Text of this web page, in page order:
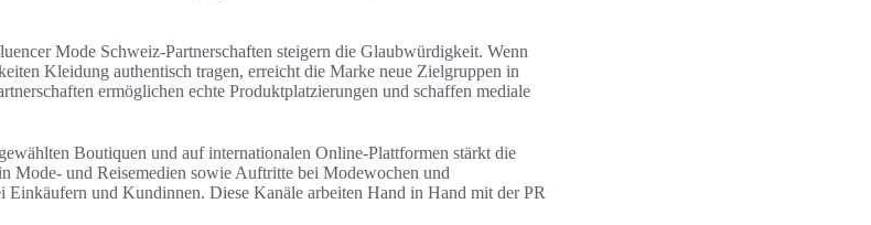
Mode Schweiz-Partnerschaften steigern die Glaubwürdigkeit. Wenn
Kleidung authentisch tragen, erreicht die Marke neue Zielgruppen in
ermöglichen echte Produktplatzierungen und schaffen mediale
Boutiquen und auf internationalen Online-Plattformen stärkt die
Mode- und Reisemedien sowie Auftritte bei Modewochen und
Einkäufern und Kundinnen. Diese Kanäle arbeiten Hand in Hand mit der PR